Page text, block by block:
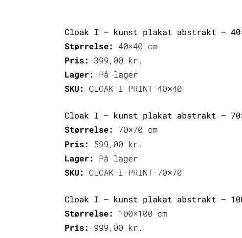
Cloak I – kunst plakat abstrakt –
Størrelse: 40×40 cm
Pris:
399,00 kr.
Lager:
På lager
SKU:
CLOAK-I-PRINT-40×40
Cloak I – kunst plakat abstrakt –
Størrelse:
70×70 cm
Pris:
599,00 kr.
Lager:
På lager
SKU:
CLOAK-I-PRINT-70×70
Cloak I – kunst plakat abstrakt –
Størrelse:
100×100 cm
Pris:
999,00 kr.